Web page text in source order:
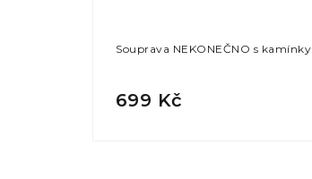
Souprava NEKONEČNO s kamínky
699 Kč